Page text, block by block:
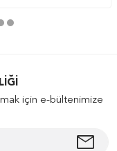
için e-bültenimize